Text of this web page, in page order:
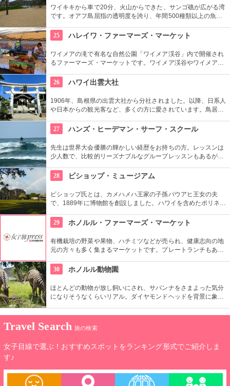
ワイキキから車で20分、火山からできた、サンゴ礁が広がる湾
です。オアフ島屈指の透明度を誇り、年間500種類以上の魚が
で年間100万人以上の観光客が訪れます。
25 ハレイワ・ファーマーズ・マーケット
ワイメアの滝で有名な自然公園「ワイメア渓谷」内で開催され
るファーマーズ・マーケットです。ワイメア渓谷やワイメアの
していますので、おやつはもちろん、ディナーを楽しむのもア
リですね。
26 ハワイ出雲大社
1906年、島根県の出雲大社から分社されました。以降、日系人
や日本からの観光客など、多くの方に愛されています。鳥居や
りそう。日本とハワイで2度お祈りされたお守りも好評です。
27 ハンズ・ヒーデマン・サーフ・スクール
先生は世界大会優勝の輝かしい経歴をお持ちの方。レッスンは
少人数で、比較的リーズナブルなグループレッスンもあるが、
心者の方も基本動作からきちんと学んで、いざ海へ！
28 ビショップ・ミュージアム
ビショップ氏とは、カメハメハ王家の子孫パウアヒ王女の夫
で、1889年に博物館を創設しました。ハワイを含めたポリネシ
や中の吹き抜け、インテリアも見ごたえあります。
29 ホノルル・ファーマーズ・マーケット
有機栽培の野菜や果物、ハチミツなどが売られ、健康志向の地
元の方々も多く集まるマーケットです。プレートランチもあり
込んで宿でいただくのもいいですね。
30 ホノルル動物園
ほとんどの動物が放し飼いにされ、サバンナをさまよった気分
になりそうなくらいリアル。ダイヤモンドヘッドを背景に象さ
ルーツを観察できたりと、随所でハワイらしさも楽しめます。
Travel Search 旅の検索
女子目線で選ぶ！おすすめスポットをランキング形式でご紹介しま
す♪